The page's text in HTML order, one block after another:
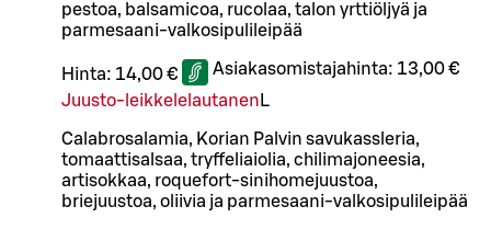
pestoa, balsamicoa, rucolaa, talon yrttiöljyä ja
parmesaani-valkosipulileipää
Hinta: 14,00 € Asiakasomistajahinta: 13,00 €
Juusto-leikkelelautanen L
Calabrosalamia, Korian Palvin savukassleria,
tomaattisalsaa, tryffeliaiolia, chilimajoneesia,
artisokkaa, roquefort-sinihomejuustoa,
briejuustoa, oliivia ja parmesaani-valkosipulileipää